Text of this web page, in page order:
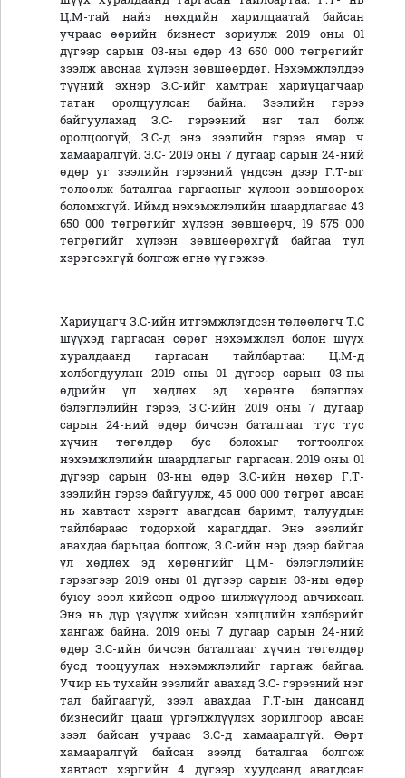
Ц.М-тай найз нөхдийн харилцаатай байсан
учраас өөрийн бизнест зориулж 2019 оны 01
дүгээр сарын 03-ны өдөр 43 650 000 төгрөгийг
зээлж авснаа хүлээн зөвшөөрдөг. Нэхэмжлэлдээ
түүний эхнэр З.С-ийг хамтран хариуцагчаар
татан оролцуулсан байна. Зээлийн гэрээ
байгуулахад З.С- гэрээний нэг тал болж
оролцоогүй, З.С-д энэ зээлийн гэрээ ямар ч
хамааралгүй. З.С- 2019 оны 7 дугаар сарын 24-ний
өдөр уг зээлийн гэрээний үндсэн дээр Г.Т-ыг
төлөөлж баталгаа гаргасныг хүлээн зөвшөөрөх
боломжгүй. Иймд нэхэмжлэлийн шаардлагаас 43
650 000 төгрөгийг хүлээн зөвшөөрч, 19 575 000
төгрөгийг хүлээн зөвшөөрөхгүй байгаа тул
хэрэгсэхгүй болгож өгнө үү гэжээ.
Хариуцагч З.С-ийн итгэмжлэгдсэн төлөөлөгч Т.С
шүүхэд гаргасан сөрөг нэхэмжлэл болон шүүх
хуралдаанд гаргасан тайлбартаа: Ц.М-д
холбогдуулан 2019 оны 01 дүгээр сарын 03-ны
өдрийн үл хөдлөх эд хөрөнгө бэлэглэх
бэлэглэлийн гэрээ, З.С-ийн 2019 оны 7 дугаар
сарын 24-ний өдөр бичсэн баталгааг тус тус
хүчин төгөлдөр бус болохыг тогтоолгох
нэхэмжлэлийн шаардлагыг гаргасан. 2019 оны 01
дүгээр сарын 03-ны өдөр З.С-ийн нөхөр Г.Т-
зээлийн гэрээ байгуулж, 45 000 000 төгрөг авсан
нь хавтаст хэрэгт авагдсан баримт, талуудын
тайлбараас тодорхой харагддаг. Энэ зээлийг
авахдаа барьцаа болгож, З.С-ийн нэр дээр байгаа
үл хөдлөх эд хөрөнгийг Ц.М- бэлэглэлийн
гэрээгээр 2019 оны 01 дүгээр сарын 03-ны өдөр
буюу зээл хийсэн өдрөө шилжүүлээд авчихсан.
Энэ нь дүр үзүүлж хийсэн хэлцлийн хэлбэрийг
хангаж байна. 2019 оны 7 дугаар сарын 24-ний
өдөр З.С-ийн бичсэн баталгааг хүчин төгөлдөр
бусд тооцуулах нэхэмжлэлийг гаргаж байгаа.
Учир нь тухайн зээлийг авахад З.С- гэрээний нэг
тал байгаагүй, зээл авахдаа Г.Т-ын дансанд
бизнесийг цааш үргэлжлүүлэх зорилгоор авсан
зээл байсан учраас З.С-д хамааралгүй. Өөрт
хамааралгүй байсан зээлд баталгаа болгож
хавтаст хэргийн 4 дүгээр хуудсанд авагдсан